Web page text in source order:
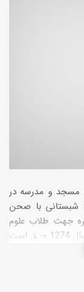
مسجد و مدرسه در
شبستانی با صحن
جهت طلاب علوم